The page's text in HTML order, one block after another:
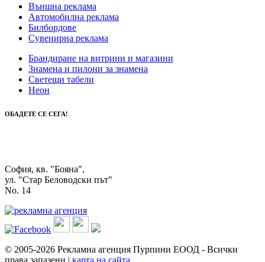
Външна реклама
Автомобилна реклама
Билбордове
Сувенирна реклама
Брандиране на витрини и магазини
Знамена и пилони за знамена
Светещи табели
Неон
ОБАДЕТЕ СЕ СЕГА!
София, кв. "Бояна",
ул. "Стар Беловодски път"
No. 14
© 2005-2026 Рекламна агенция Пурпини ЕООД - Всички
права запазени | карта на сайта